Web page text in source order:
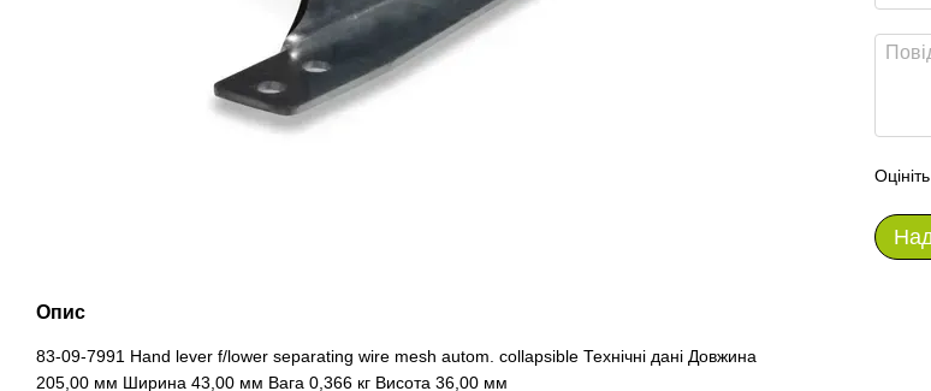
Опис
83-09-7991 Hand lever f/lower separating wire mesh autom. collapsible Технічні дані Довжина
205,00 мм Ширина 43,00 мм Вага 0,366 кг Висота 36,00 мм